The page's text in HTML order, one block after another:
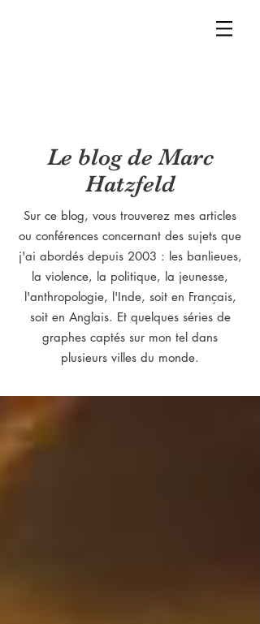
Le blog de Marc
Hatzfeld
Sur ce blog, vous trouverez mes articles
ou conférences concernant des sujets que
j'ai abordés depuis 2003 : les banlieues,
la violence, la politique, la jeunesse,
l'anthropologie, l'Inde, soit en Français,
soit en Anglais. Et quelques séries de
graphes captés sur mon tel dans
plusieurs villes du monde.